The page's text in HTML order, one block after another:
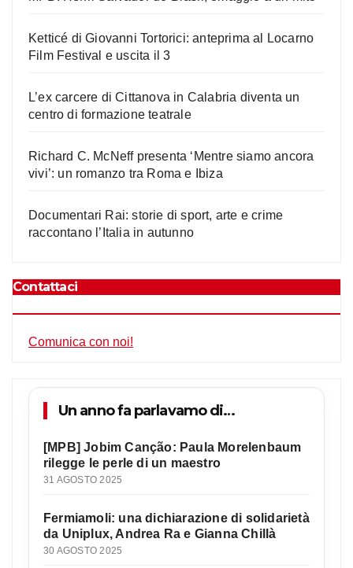
Ketticé di Giovanni Tortorici: anteprima al Locarno
Film Festival e uscita il 3
L’ex carcere di Cittanova in Calabria diventa un
centro di formazione teatrale
Richard C. McNeff presenta ‘Mentre siamo ancora
vivi’: un romanzo tra Roma e Ibiza
Documentari Rai: storie di sport, arte e crime
raccontano l’Italia in autunno
Contattaci
Comunica con noi!
Un anno fa parlavamo di…
[MPB] Jobim Canção: Paula Morelenbaum
rilegge le perle di un maestro
31 AGOSTO 2025
Fermiamoli: una dichiarazione di solidarietà
da Uniplux, Andrea Ra e Gianna Chillà
30 AGOSTO 2025